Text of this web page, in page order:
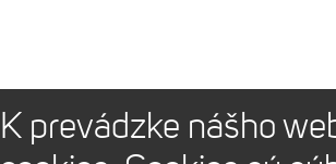
K prevádzke nášho